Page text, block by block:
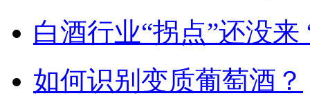
白酒行业“拐点”还没来
如何识别变质葡萄酒？